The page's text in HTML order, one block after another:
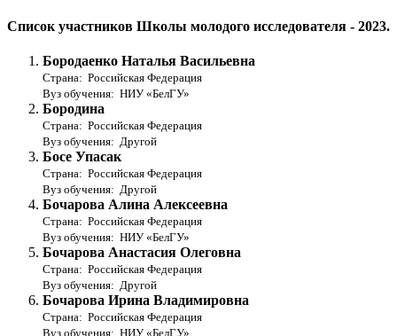
Список участников Школы молодого исследователя - 2023.
Бородаенко Наталья Васильевна
Страна: Российская Федерация
Вуз обучения: НИУ «БелГУ»
Бородина
Страна: Российская Федерация
Вуз обучения: Другой
Босе Упасак
Страна: Российская Федерация
Вуз обучения: Другой
Бочарова Алина Алексеевна
Страна: Российская Федерация
Вуз обучения: НИУ «БелГУ»
Бочарова Анастасия Олеговна
Страна: Российская Федерация
Вуз обучения: Другой
Бочарова Ирина Владимировна
Страна: Российская Федерация
Вуз обучения: НИУ «БелГУ»